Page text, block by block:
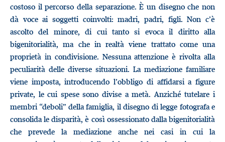
costoso il percorso della separazione. È un disegno che non
dà voce ai soggetti coinvolti: madri, padri, figli. Non c’è
ascolto del minore, di cui tanto si evoca il diritto alla
bigenitorialità, ma che in realtà viene trattato come una
proprietà in condivisione. Nessuna attenzione è rivolta alla
peculiarità delle diverse situazioni. La mediazione familiare
viene imposta, introducendo l’obbligo di affidarsi a figure
private, le cui spese sono divise a metà. Anziché tutelare i
membri “deboli” della famiglia, il disegno di legge fotografa e
consolida le disparità, è così ossessionato dalla bigenitorialità
che prevede la mediazione anche nei casi in cui la